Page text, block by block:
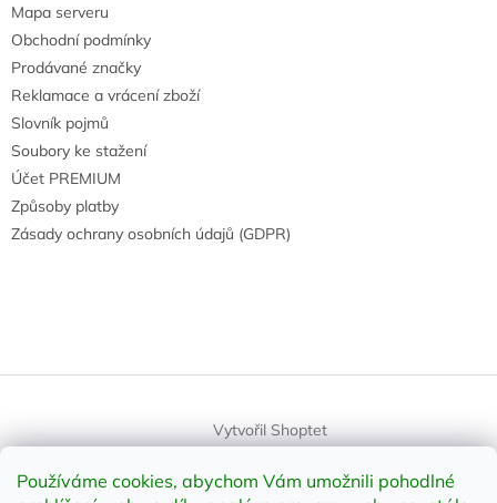
Používáme cookies, abychom Vám umožnili pohodlné
Mapa serveru
Obchodní podmínky
Prodávané značky
Reklamace a vrácení zboží
Slovník pojmů
Soubory ke stažení
Účet PREMIUM
Způsoby platby
Zásady ochrany osobních údajů (GDPR)
Vytvořil Shoptet
Copyright 2026 element-shop.cz . Všechna práva vyhrazena.